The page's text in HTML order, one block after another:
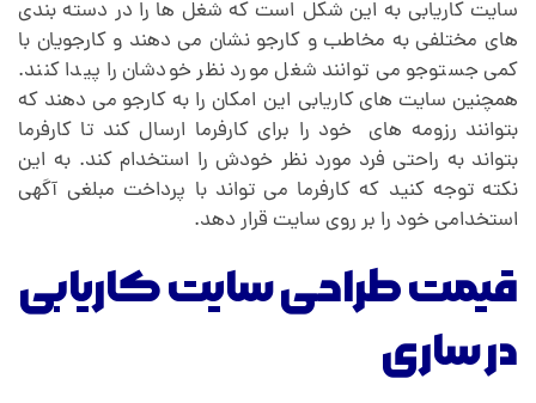
ا
ر
ی
سایت کاریابی به این شکل است که شغل ها را در دسته بندی
های مختلفی به مخاطب و کارجو نشان می دهند و کارجویان با
کمی جستوجو می توانند شغل مورد نظر خودشان را پیدا کنند.
همچنین سایت های کاریابی این امکان را به کارجو می دهند که
بتوانند رزومه های خود را برای کارفرما ارسال کند تا کارفرما
بتواند به راحتی فرد مورد نظر خودش را استخدام کند. به این
نکته توجه کنید که کارفرما می تواند با پرداخت مبلغی آگهی
استخدامی خود را بر روی سایت قرار دهد.
قیمت طراحی سایت کاریابی
در ساری